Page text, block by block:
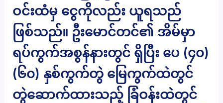
ဝင်းထံမှ ငွေကိုလည်း ယူရသည်
ဖြစ်သည်။ ဦးမောင်တင်၏ အိမ်မှာ
ရပ်ကွက်အစွန်နားတွင် ရှိပြီး ပေ (၄၀)
(၆၀) နှစ်ကွက်တွဲ မြေကွက်ထဲတွင်
တွဲဆောက်ထားသည့် ခြံဝန်းထဲတွင်